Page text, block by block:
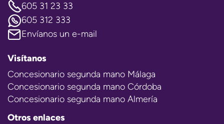
605 31 23 33
605 312 333
Envíanos un e-mail
Visítanos
Concesionario segunda mano Málaga
Concesionario segunda mano Córdoba
Concesionario segunda mano Almería
Otros enlaces